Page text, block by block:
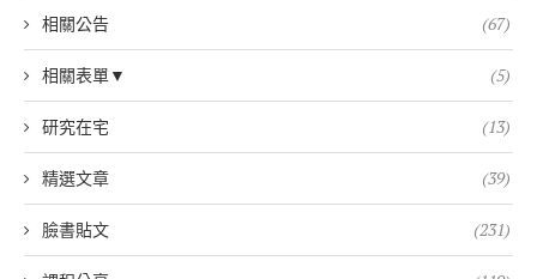
相關公告 (67)
相關表單▼ (5)
研究在宅 (13)
精選文章 (39)
臉書貼文 (231)